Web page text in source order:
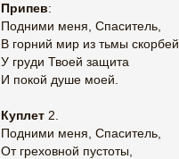
Припев:
Подними меня, Спаситель,
В горний мир из тьмы скорбей,
У груди Твоей защита
И покой душе моей.
Куплет 2.
Подними меня, Спаситель,
От греховной пустоты,